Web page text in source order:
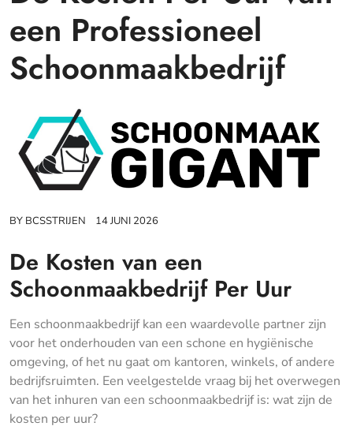
een Professioneel
Schoonmaakbedrijf
BY BCSSTRIJEN 14 JUNI 2026
De Kosten van een
Schoonmaakbedrijf Per Uur
Een schoonmaakbedrijf kan een waardevolle partner zijn
voor het onderhouden van een schone en hygiënische
omgeving, of het nu gaat om kantoren, winkels, of andere
bedrijfsruimten. Een veelgestelde vraag bij het overwegen
van het inhuren van een schoonmaakbedrijf is: wat zijn de
kosten per uur?